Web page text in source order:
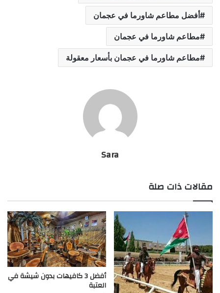
أفضل مطاعم شاورما في عجمان
مطاعم شاورما في عجمان
مطاعم شاورما في عجمان بأسعار معقولة
Sara
مقالات ذات صلة
أفضل 3 كافيهات بدون شيشة في
العتبة